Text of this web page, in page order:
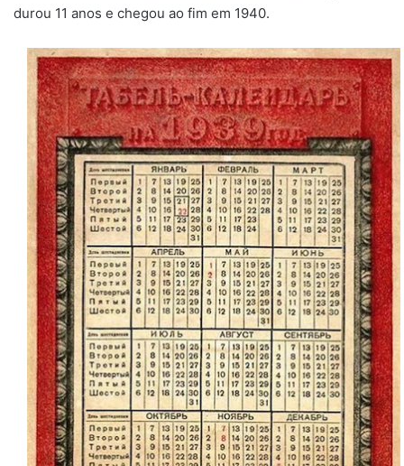
durou 11 anos e chegou ao fim em 1940.